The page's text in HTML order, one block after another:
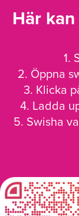
Här
1.
2. Öppna
3. Klicka
4. Ladda
5. Swisha